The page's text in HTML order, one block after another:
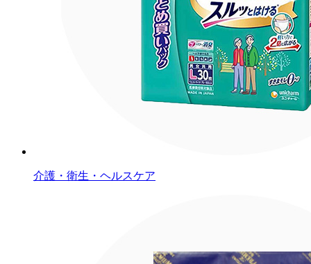
介護・衛生・ヘルスケア